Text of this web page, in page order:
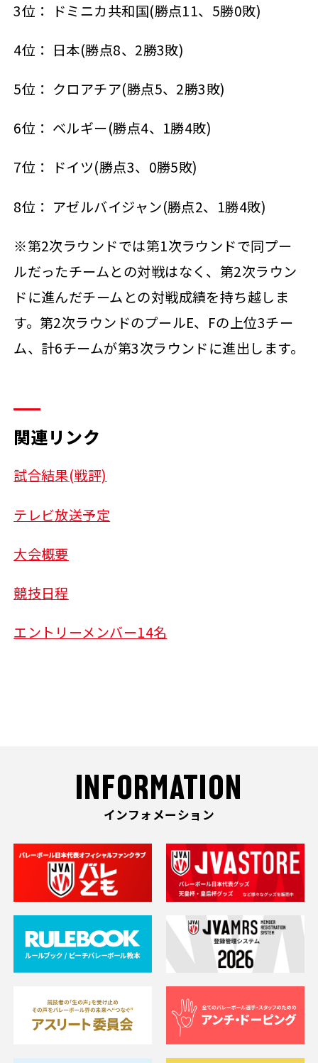
3位： ドミニカ共和国(勝点11、5勝0敗)
4位： 日本(勝点8、2勝3敗)
5位： クロアチア(勝点5、2勝3敗)
6位： ベルギー(勝点4、1勝4敗)
7位： ドイツ(勝点3、0勝5敗)
8位： アゼルバイジャン(勝点2、1勝4敗)
※第2次ラウンドでは第1次ラウンドで同プー
ルだったチームとの対戦はなく、第2次ラウン
ドに進んだチームとの対戦成績を持ち越しま
す。第2次ラウンドのプールE、Fの上位3チー
ム、計6チームが第3次ラウンドに進出します。
関連リンク
試合結果(戦評)
テレビ放送予定
大会概要
競技日程
エントリーメンバー14名
INFORMATION
インフォメーション